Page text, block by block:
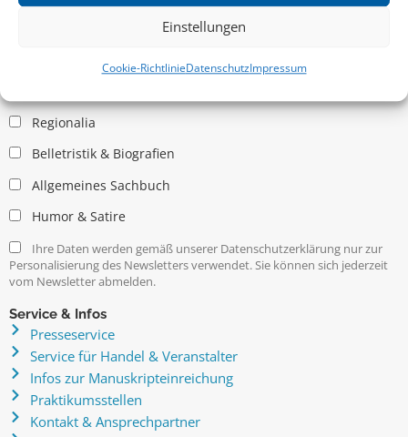
Einstellungen
Cookie-RichtlinieDatenschutzImpressum
Kritische Theorie / Philosophie
Regionalia
Belletristik & Biografien
Allgemeines Sachbuch
Humor & Satire
Ihre Daten werden gemäß unserer Datenschutzerklärung nur zur
Personalisierung des Newsletters verwendet. Sie können sich jederzeit
vom Newsletter abmelden.
Service & Infos
Presseservice
Service für Handel & Veranstalter
Infos zur Manuskripteinreichung
Praktikumsstellen
Kontakt & Ansprechpartner